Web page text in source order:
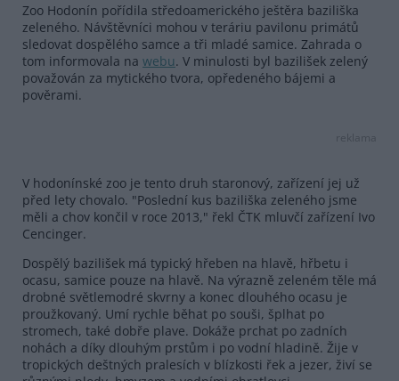
Zoo Hodonín pořídila středoamerického ještěra baziliška
zeleného. Návštěvníci mohou v teráriu pavilonu primátů
sledovat dospělého samce a tři mladé samice. Zahrada o
tom informovala na webu. V minulosti byl bazilišek zelený
považován za mytického tvora, opředeného bájemi a
pověrami.
reklama
V hodonínské zoo je tento druh staronový, zařízení jej už
před lety chovalo. "Poslední kus baziliška zeleného jsme
měli a chov končil v roce 2013," řekl ČTK mluvčí zařízení Ivo
Cencinger.
Dospělý bazilišek má typický hřeben na hlavě, hřbetu i
ocasu, samice pouze na hlavě. Na výrazně zeleném těle má
drobné světlemodré skvrny a konec dlouhého ocasu je
proužkovaný. Umí rychle běhat po souši, šplhat po
stromech, také dobře plave. Dokáže prchat po zadních
nohách a díky dlouhým prstům i po vodní hladině. Žije v
tropických deštných pralesích v blízkosti řek a jezer, živí se